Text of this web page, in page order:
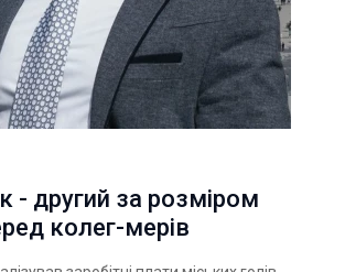
- другий за розміром
колег-мерів